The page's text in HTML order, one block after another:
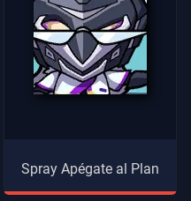
Spray Apégate al Plan